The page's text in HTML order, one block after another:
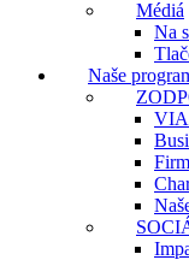
Médiá
Na
Naše